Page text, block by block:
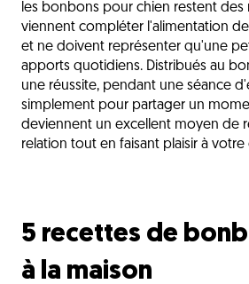
les bonbons pour chien restent des
viennent compléter l'alimentation
et ne doivent représenter qu'une
apports quotidiens. Distribués au
une réussite, pendant une séance
simplement pour partager un
deviennent un excellent moyen de
relation tout en faisant plaisir à votre
5 recettes de
à la maison